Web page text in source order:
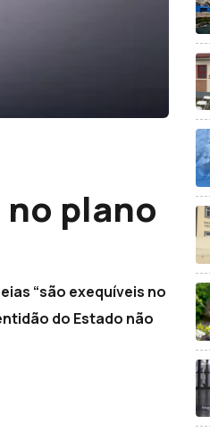
plano
“são exequíveis no
do Estado não